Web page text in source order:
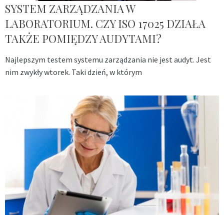
SYSTEM ZARZĄDZANIA W
LABORATORIUM. CZY ISO 17025 DZIAŁA
TAKŻE POMIĘDZY AUDYTAMI?
Najlepszym testem systemu zarządzania nie jest audyt. Jest
nim zwykły wtorek. Taki dzień, w którym